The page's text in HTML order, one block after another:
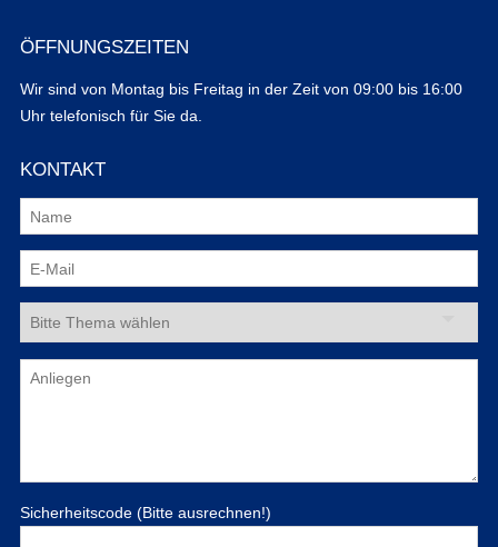
ÖFFNUNGSZEITEN
Wir sind von Montag bis Freitag in der Zeit von 09:00 bis 16:00
Uhr telefonisch für Sie da.
KONTAKT
Sicherheitscode (Bitte ausrechnen!)